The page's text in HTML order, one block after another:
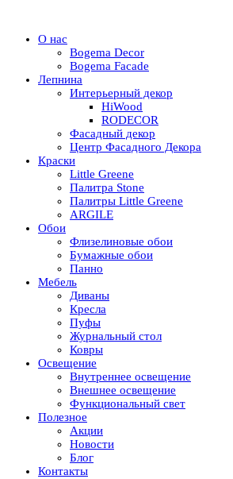
О нас
Bogema Decor
Bogema Facade
Лепнина
Интерьерный декор
HiWood
RODECOR
Фасадный декор
Центр Фасадного Декора
Краски
Little Greene
Палитра Stone
Палитры Little Greene
ARGILE
Обои
Флизелиновые обои
Бумажные обои
Панно
Мебель
Диваны
Кресла
Пуфы
Журнальный стол
Ковры
Освещение
Внутреннее освещение
Внешнее освещение
Функциональный свет
Полезное
Акции
Новости
Блог
Контакты